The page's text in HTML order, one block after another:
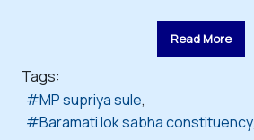
Read More
Tags:
MP supriya sule
Baramati lok sabha constituency